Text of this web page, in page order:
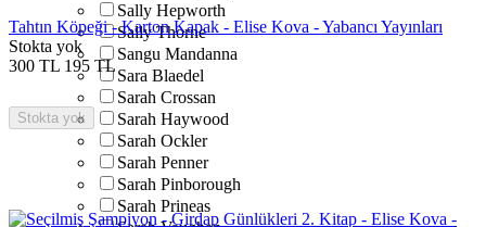
Sally Hepworth
Sally Thorne
Sangu Mandanna
Sara Blaedel
Sarah Crossan
Sarah Haywood
Sarah Ockler
Sarah Penner
Sarah Pinborough
Sarah Prineas
Tahtın Köpeği - Karton Kapak - Elise Kova - Yabancı Yayınları
Stokta yok
300 TL 195 TL
Stokta yok